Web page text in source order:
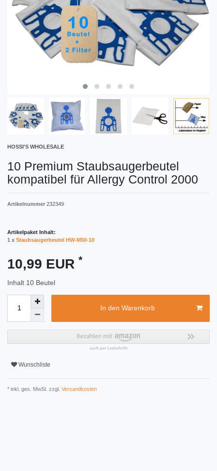
HOSSI'S WHOLESALE
10 Premium Staubsaugerbeutel
kompatibel für Allergy Control 2000
Artikelnummer 232349
Artikelpaket Inhalt:
1 x Staubsaugerbeutel HW-M50-10
10,99 EUR *
Inhalt 10 Beutel
In den Warenkorb
Wunschliste
* inkl. ges. MwSt. zzgl. Versandkosten